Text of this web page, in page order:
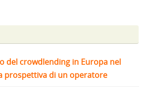
del crowdlending in Europa nel
prospettiva di un operatore